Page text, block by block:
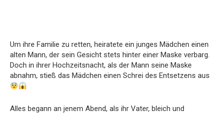
Um ihre Familie zu retten, heiratete ein junges Mädchen einen
alten Mann, der sein Gesicht stets hinter einer Maske verbarg.
Doch in ihrer Hochzeitsnacht, als der Mann seine Maske
abnahm, stieß das Mädchen einen Schrei des Entsetzens aus
Alles begann an jenem Abend, als ihr Vater, bleich und